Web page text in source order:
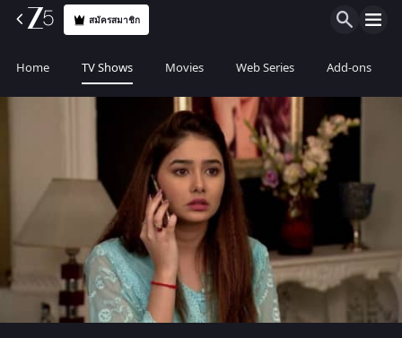
สมัครสมาชิก
Home TV Shows Movies Web Series Add-ons